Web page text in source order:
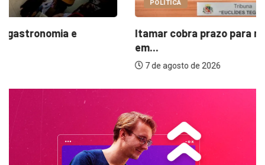
POLÍTICA
Itamar cobra prazo para melhorias estruturais